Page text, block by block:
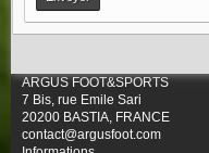
ARGUS FOOT&SPORTS
7 Bis, rue Emile Sari
20200 BASTIA, FRANCE
contact@argusfoot.com